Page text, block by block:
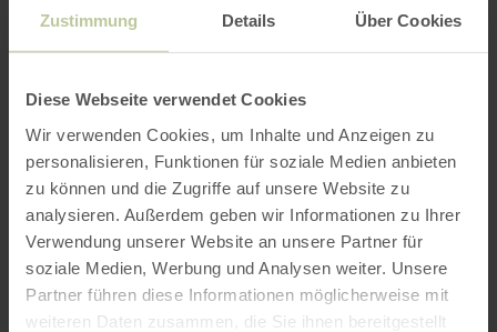
Zustimmung Details Über Cookies
Diese Webseite verwendet Cookies
Wir verwenden Cookies, um Inhalte und Anzeigen zu
personalisieren, Funktionen für soziale Medien anbieten
zu können und die Zugriffe auf unsere Website zu
analysieren. Außerdem geben wir Informationen zu Ihrer
Verwendung unserer Website an unsere Partner für
soziale Medien, Werbung und Analysen weiter. Unsere
Partner führen diese Informationen möglicherweise mit
weiteren Daten zusammen, die Sie ihnen bereitgestellt